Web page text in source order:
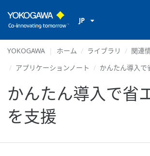
JP
YOKOGAWA ホーム ライブラリ
関連
アプリケーションノート
かんたん導入で
かんたん導入で省
を支援